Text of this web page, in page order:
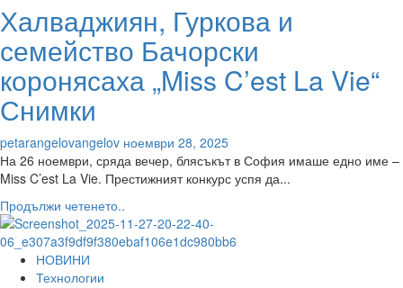
SkyShowtime
празнуват
една
година
партньорство
месец
достъп
до
без
такса
Халваджиян, Гуркова и
семейство Бачорски
коронясаха „Miss C’est La Vie“
Снимки
petarangelovangelov ноември 28, 2025
На 26 ноември, сряда вечер, блясъкът в София имаше едно име –
Miss C’est La Vie. Престижният конкурс успя да...
Продължи четенето..
more
about
НОВИНИ
Технологии